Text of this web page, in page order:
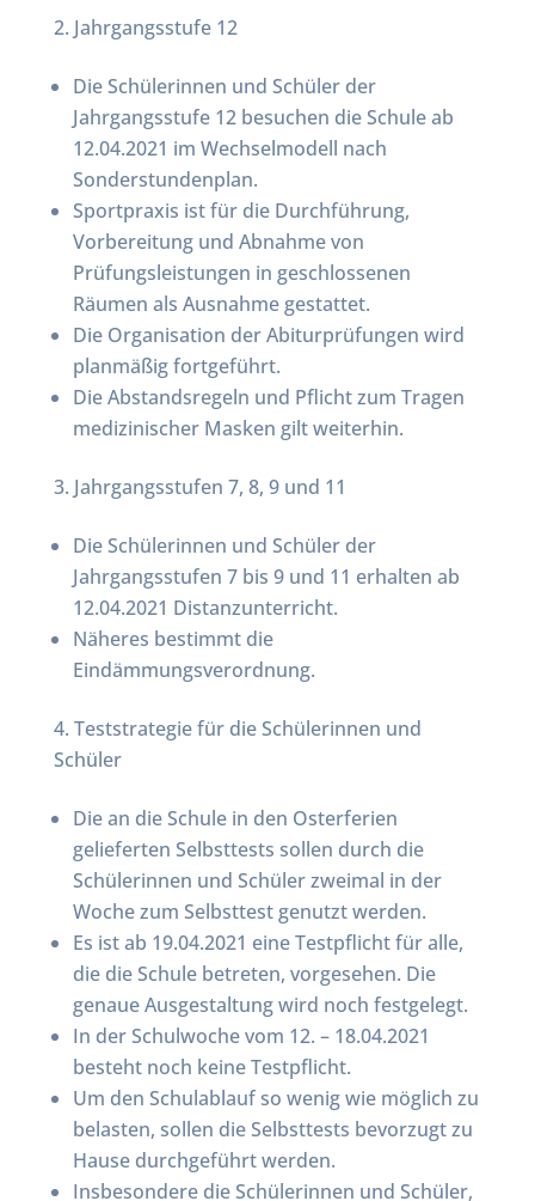
Jahrgangsstufe 12
Die Schülerinnen und Schüler der
Jahrgangsstufe 12 besuchen die Schule ab
12.04.2021 im Wechselmodell nach
Sonderstundenplan.
Sportpraxis ist für die Durchführung,
Vorbereitung und Abnahme von
Prüfungsleistungen in geschlossenen
Räumen als Ausnahme gestattet.
Die Organisation der Abiturprüfungen wird
planmäßig fortgeführt.
Die Abstandsregeln und Pflicht zum Tragen
medizinischer Masken gilt weiterhin.
Jahrgangsstufen 7, 8, 9 und 11
Die Schülerinnen und Schüler der
Jahrgangsstufen 7 bis 9 und 11 erhalten ab
12.04.2021 Distanzunterricht.
Näheres bestimmt die
Eindämmungsverordnung.
Teststrategie für die Schülerinnen und
Schüler
Die an die Schule in den Osterferien
gelieferten Selbsttests sollen durch die
Schülerinnen und Schüler zweimal in der
Woche zum Selbsttest genutzt werden.
Es ist ab 19.04.2021 eine Testpflicht für alle,
die die Schule betreten, vorgesehen. Die
genaue Ausgestaltung wird noch festgelegt.
In der Schulwoche vom 12. – 18.04.2021
besteht noch keine Testpflicht.
Um den Schulablauf so wenig wie möglich zu
belasten, sollen die Selbsttests bevorzugt zu
Hause durchgeführt werden.
Insbesondere die Schülerinnen und Schüler,